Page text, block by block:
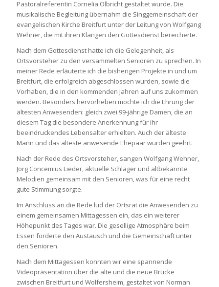
Pastoralreferentin Cornelia Olbricht gestaltet wurde. Die
musikalische Begleitung übernahm die Singgemeinschaft der
evangelischen Kirche Breitfurt unter der Leitung von Wolfgang
Wehner, die mit ihren Klängen den Gottesdienst bereicherte.
Nach dem Gottesdienst hatte ich die Gelegenheit, als
Ortsvorsteher zu den versammelten Senioren zu sprechen. In
meiner Rede erläuterte ich die bisherigen Projekte in und um
Breitfurt, die erfolgreich abgeschlossen wurden, sowie die
Vorhaben, die in den kommenden Jahren auf uns zukommen
werden. Besonders hervorheben möchte ich die Ehrung der
ältesten Anwesenden: gleich zwei 99-jährige Damen, die an
diesem Tag die besondere Anerkennung für ihr
beeindruckendes Lebensalter erhielten. Auch der älteste
Mann und das älteste anwesende Ehepaar wurden geehrt.
Nach der Rede des Ortsvorsteher, sangen Wolfgang Wehner,
Jörg Concemius Lieder, aktuelle Schlager und altbekannte
Melodien gemeinsam mit den Senioren, was für eine recht
gute Stimmung sorgte.
Im Anschluss an die Rede lud der Ortsrat die Anwesenden zu
einem gemeinsamen Mittagessen ein, das ein weiterer
Höhepunkt des Tages war. Die gesellige Atmosphäre beim
Essen förderte den Austausch und die Gemeinschaft unter
den Senioren.
Nach dem Mittagessen konnten wir eine spannende
Videopräsentation über die alte und die neue Brücke
zwischen Breitfurt und Wolfersheim, gestaltet von Norman